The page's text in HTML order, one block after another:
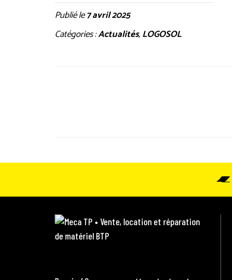
Publié le7 avril 2025
Catégories :Actualités,LOGOSOL
M
e